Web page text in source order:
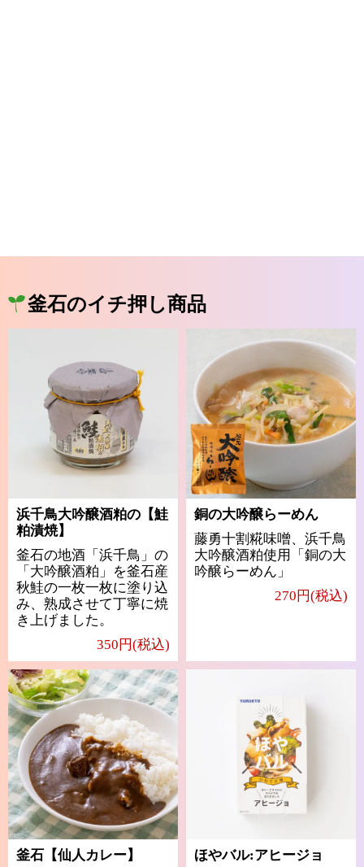
釜石のイチ押し商品
浜千鳥大吟醸酒粕の【鮭
粕漬焼】
釜石の地酒「浜千鳥」の
「大吟醸酒粕」を釜石産
秋鮭の一枚一枚に塗り込
み、熟成させて丁寧に焼
き上げました。
350円(税込)
銅の大吟醸らーめん
藤勇十割糀味噌、浜千鳥
大吟醸酒粕使用「銅の大
吟醸らーめん」
270円(税込)
釜石【仙人カレー】 ほやバル:アヒージョ